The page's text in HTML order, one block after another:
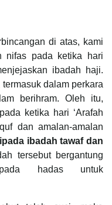
di atas, kami
nifas pada ketika hari
ibadah haji.
dalam perkara
berihram. Oleh itu,
ketika hari ‘Arafah
dan amalan-amalan
ibadah tawaf dan
tersebut bergantung
hadas untuk